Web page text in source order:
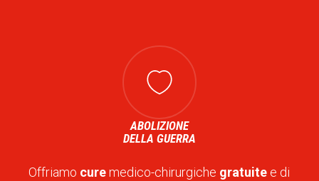
ABOLIZIONE
DELLA GUERRA
Offriamo curemedico-chirurgiche gratuite e di